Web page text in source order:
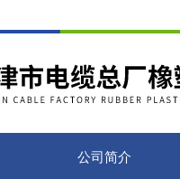
公司简介